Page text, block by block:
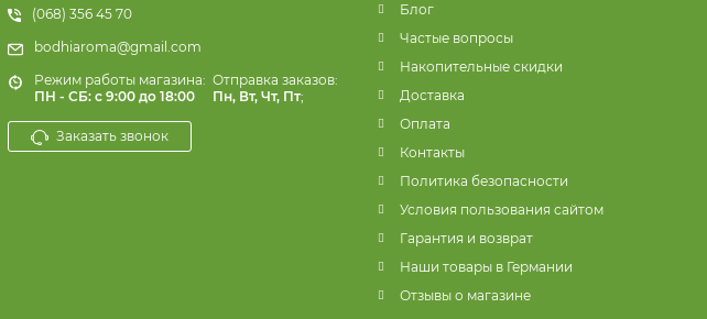
(068) 356 45 70
bodhiaroma@gmail.com
Режим работы магазина:
ПН - СБ: с 9:00 до 18:00
Отправка заказов:
Пн, Вт, Чт, Пт;
Заказать звонок
Блог
Частые вопросы
Накопительные скидки
Доставка
Оплата
Контакты
Политика безопасности
Условия пользования сайтом
Гарантия и возврат
Наши товары в Германии
Отзывы о магазине